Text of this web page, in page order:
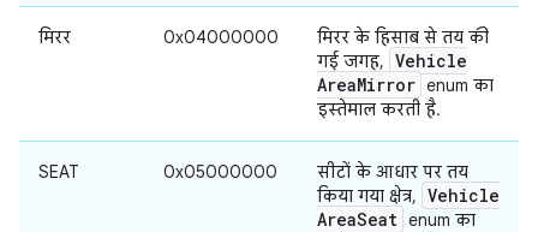
मिरर 0x04000000
मिरर के हिसाब से तय की
गई जगह, Vehicle
AreaMirror enum का
इस्तेमाल करती है.
SEAT 0x05000000
सीटों के आधार पर तय
किया गया क्षेत्र, Vehicle
AreaSeat enum का